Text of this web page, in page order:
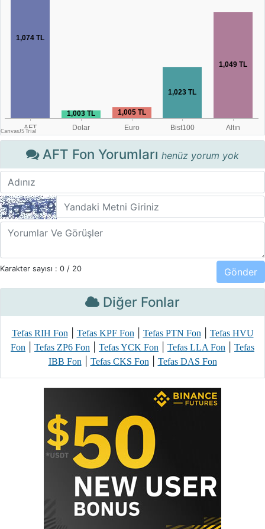
AFT Fon Yorumları henüz yorum yok
Karakter sayısı : 0 / 20
Diğer Fonlar
Tefas RIH Fon| Tefas KPF Fon| Tefas PTN Fon|
Tefas HVU
Fon
Tefas ZP6 Fon Tefas YCK Fon Tefas LLA Fon
Tefas
IBB Fon| Tefas CKS Fon| Tefas DAS Fon